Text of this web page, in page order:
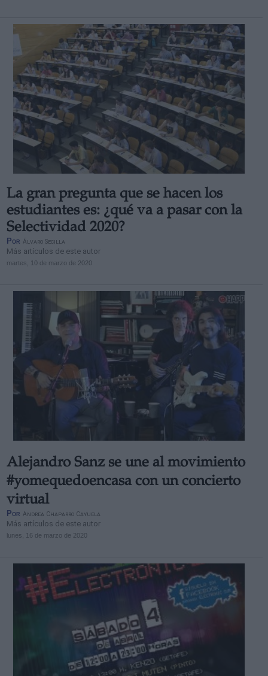
La gran pregunta que se hacen los
estudiantes es: ¿qué va a pasar con la
Selectividad 2020?
Por Álvaro Secilla
Más artículos de este autor
martes, 10 de marzo de 2020
Alejandro Sanz se une al movimiento
#yomequedoencasa con un concierto
virtual
Por Andrea Chaparro Cayuela
Más artículos de este autor
lunes, 16 de marzo de 2020